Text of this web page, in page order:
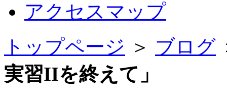
アクセスマップ
トップページ ＞ ブログ
実習IIを終えて」